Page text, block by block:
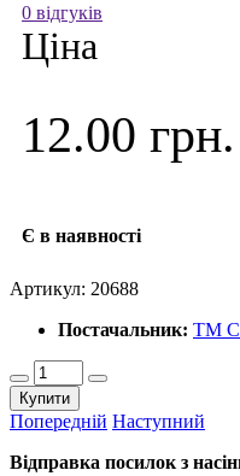
0 відгуків
Ціна
12.00 грн.
Є в наявності
Артикул: 20688
Постачальник: ТМ
Купити
Попередній Наступний
Відправка посилок з